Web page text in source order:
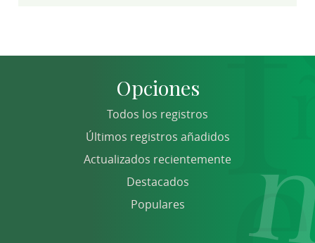
Opciones
Todos los registros
Últimos registros añadidos
Actualizados recientemente
Destacados
Populares